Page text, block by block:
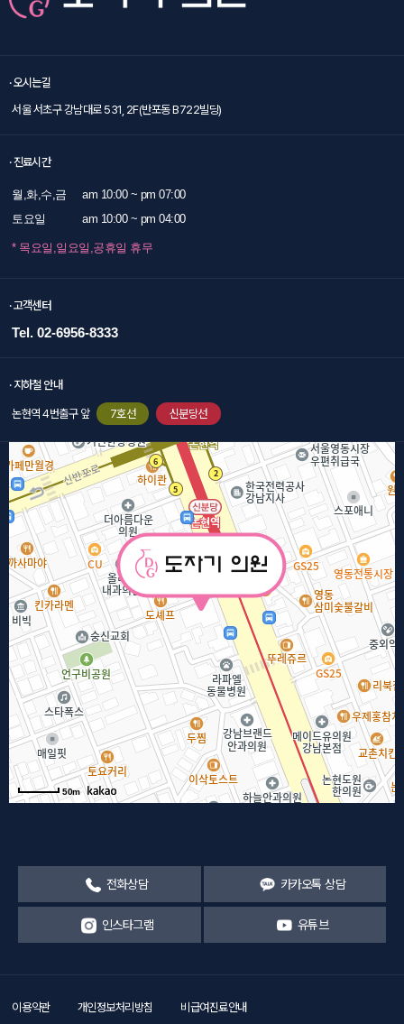
· 오시는길
서울 서초구 강남대로 531, 2F(반포동 B722빌딩)
· 진료시간
월,화,수,금
am 10:00 ~ pm 07:00
토요일
am 10:00 ~ pm 04:00
* 목요일,일요일,공휴일 휴무
· 고객센터
Tel. 02-6956-8333
· 지하철 안내
논현역 4번출구 앞 7호선 신분당선
50m
전화상담 카카오톡 상담
인스타그램 유튜브
이용약관 개인정보처리방침 비급여진료안내